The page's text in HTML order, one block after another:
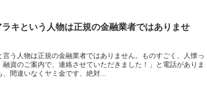
ラキという人物は正規の金融業者ではありませ
言う人物は正規の金融業者ではありません。ものすごく、人懐っ
資のご案内で、連絡させていただきました！」と電話がありま
、間違いなくヤミ金です、絶対...